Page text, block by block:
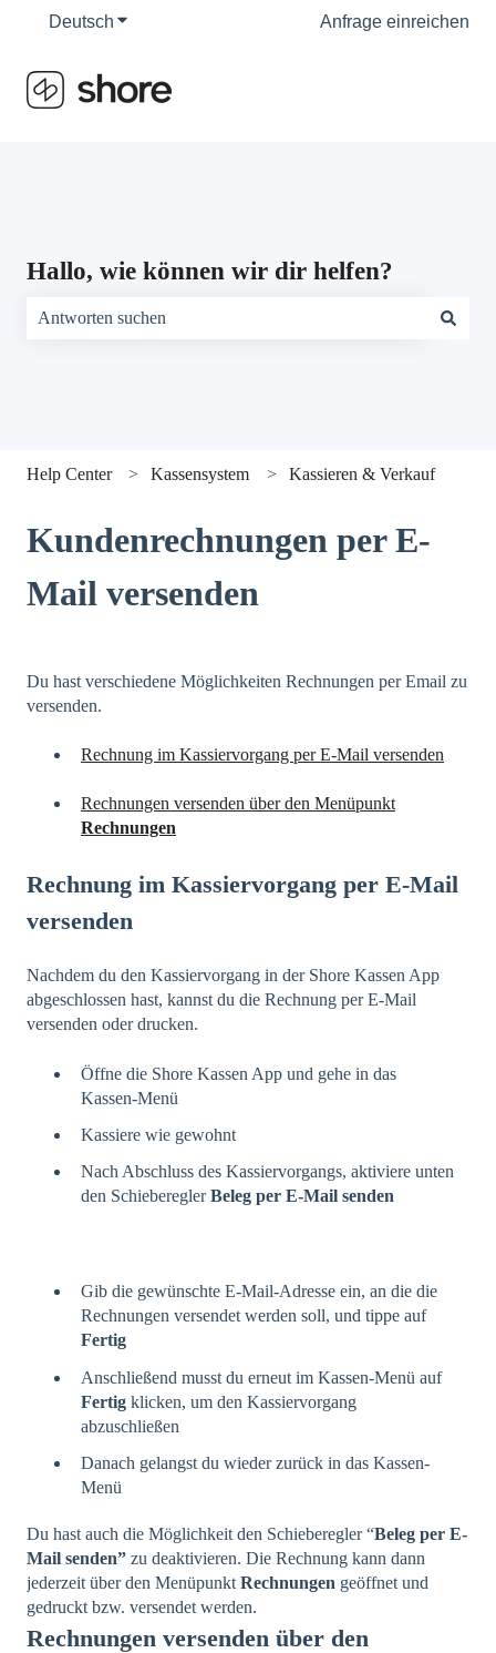
Deutsch Untermenü für Übersetzungen anzeigen
Anfrage einreichen
Hallo, wie können wir dir helfen?
Help Center Kassensystem Kassieren & Verkauf
Kundenrechnungen per E-
Mail versenden
Du hast verschiedene Möglichkeiten Rechnungen per Email zu
versenden.
Rechnung im Kassiervorgang per E-Mail versenden
Rechnungen versenden über den Menüpunkt
Rechnungen
Rechnung im Kassiervorgang per E-Mail
versenden
Nachdem du den Kassiervorgang in der Shore Kassen App
abgeschlossen hast, kannst du die Rechnung per E-Mail
versenden oder drucken.
Öffne die Shore Kassen App und gehe in das
Kassen-Menü
Kassiere wie gewohnt
Nach Abschluss des Kassiervorgangs, aktiviere unten
den SchiebereglerBeleg per E-Mail senden
Gib die gewünschte E-Mail-Adresse ein, an die die
Rechnungen versendet werden soll, und tippe auf
Fertig
Anschließend musst du erneut im Kassen-Menü auf
Fertig klicken, um den Kassiervorgang
abzuschließen
Danach gelangst du wieder zurück in das Kassen-
Menü
Du hast auch die Möglichkeit den Schieberegler “Beleg per E-
Mail senden” zu deaktivieren. Die Rechnung kann dann
jederzeit über den Menüpunkt Rechnungen geöffnet und
gedruckt bzw. versendet werden.
Rechnungen versenden über den